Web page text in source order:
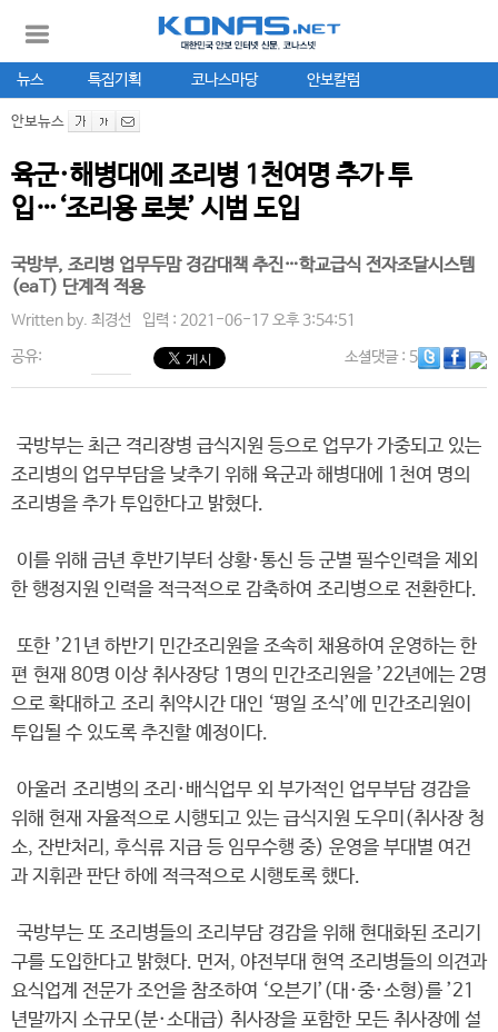
뉴스 특집기획 코나스마당 안보칼럼
안보뉴스
육군·해병대에 조리병 1천여명 추가 투
입…‘조리용 로봇’ 시범 도입
국방부, 조리병 업무두맘 경감대책 추진…학교급식 전자조달시스템
(eaT) 단계적 적용
Written by. 최경선 입력 : 2021-06-17 오후 3:54:51
공유: 소셜댓글: 5
국방부는 최근 격리장병 급식지원 등으로 업무가 가중되고 있는
조리병의 업무부담을 낮추기 위해 육군과 해병대에 1천여 명의
조리병을 추가 투입한다고 밝혔다.
이를 위해 금년 후반기부터 상황·통신 등 군별 필수인력을 제외
한 행정지원 인력을 적극적으로 감축하여 조리병으로 전환한다.
또한 ’21년 하반기 민간조리원을 조속히 채용하여 운영하는 한
편 현재 80명 이상 취사장당 1명의 민간조리원을 ’22년에는 2명
으로 확대하고 조리 취약시간 대인 ‘평일 조식’에 민간조리원이
투입될 수 있도록 추진할 예정이다.
아울러 조리병의 조리·배식업무 외 부가적인 업무부담 경감을
위해 현재 자율적으로 시행되고 있는 급식지원 도우미(취사장 청
소, 잔반처리, 후식류 지급 등 임무수행 중) 운영을 부대별 여건
과 지휘관 판단 하에 적극적으로 시행토록 했다.
국방부는 또 조리병들의 조리부담 경감을 위해 현대화된 조리기
구를 도입한다고 밝혔다. 먼저, 야전부대 현역 조리병들의 의견과
요식업계 전문가 조언을 참조하여 ‘오븐기’(대·중·소형)를 ’21
년말까지 소규모(분·소대급) 취사장을 포함한 모든 취사장에 설